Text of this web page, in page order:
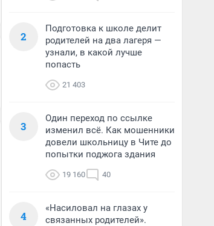
2
Подготовка к школе делит
родителей на два лагеря —
узнали, в какой лучше
попасть
21 403
3
Один переход по ссылке
изменил всё. Как мошенники
довели школьницу в Чите до
попытки поджога здания
19 160 40
4
«Насиловал на глазах у
связанных родителей».